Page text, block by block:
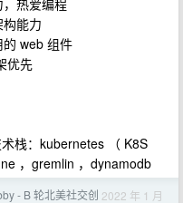
热爱编程
能力
web 组件
优先
栈：kubernetes （ K8S
，gremlin ，dynamodb
- B 轮北美社交创 2022 年 1 月